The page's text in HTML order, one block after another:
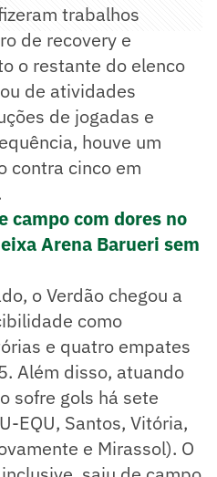
trabalhos
de recovery e
o restante do elenco
de atividades
de jogadas e
houve um
contra cinco em
campo com dores no
Arena Barueri sem
o Verdão chegou a
como
e quatro empates
Além disso, atuando
sofre gols há sete
EQU, Santos, Vitória,
e Mirassol). O